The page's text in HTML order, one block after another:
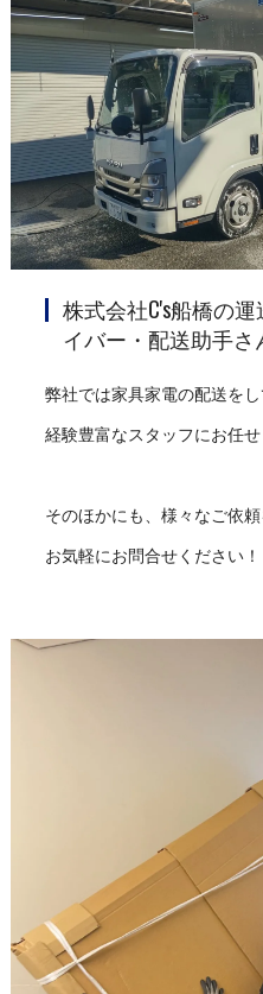
株式会社C's船橋の
イバー・配送助手さ
弊社では家具家電の配送をし
経験豊富なスタッフにお任せ
そのほかにも、様々なご依頼
お気軽にお問合せください！